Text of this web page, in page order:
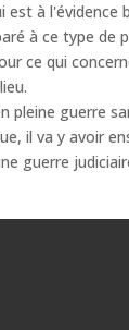
est à l'évidence
à ce type de
ce qui
pleine guerre
il va y avoir
guerre